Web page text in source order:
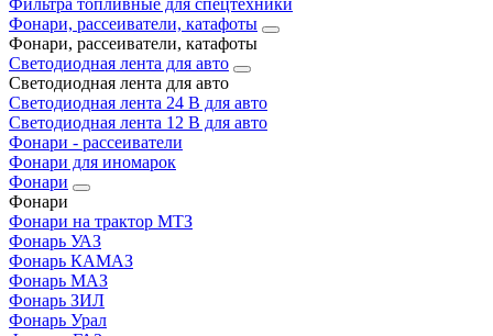
Фильтра топливные для спецтехники
Фонари, рассеиватели, катафоты
Фонари, рассеиватели, катафоты
Светодиодная лента для авто
Светодиодная лента для авто
Светодиодная лента 24 В для авто
Светодиодная лента 12 В для авто
Фонари - рассеиватели
Фонари для иномарок
Фонари
Фонари
Фонари на трактор МТЗ
Фонарь УАЗ
Фонарь КАМАЗ
Фонарь МАЗ
Фонарь ЗИЛ
Фонарь Урал